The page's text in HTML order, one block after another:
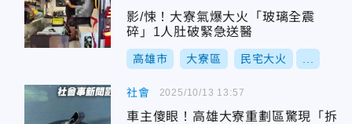
影/悚！大寮氣爆大火「玻璃全震
碎」1人肚破緊急送醫
高雄市 大寮區 民宅大火
社會
車主傻眼！高雄大寮重劃區驚現「拆
2025/10/13 13:57